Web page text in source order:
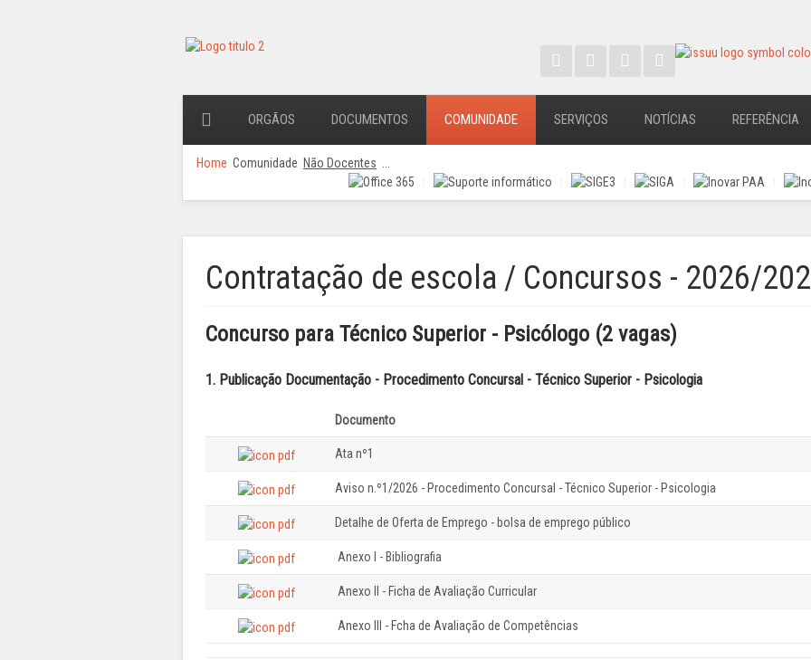
ORGÃOS DOCUMENTOS COMUNIDADE SERVIÇOS NOTÍCIAS REFERÊNCIA
Home Comunidade Não Docentes
Contratação de escola / Concursos - 2026/
Concurso para Técnico Superior - Psicólogo (2 vagas)
1. Publicação Documentação - Procedimento Concursal - Técnico Superior - Psicologia
Documento
Ata nº1
Aviso n.º1/2026 - Procedimento Concursal - Técnico Superior - Psicologia
Detalhe de Oferta de Emprego - bolsa de emprego público
Anexo I - Bibliografia
Anexo II - Ficha de Avaliação Curricular
Anexo III - Fcha de Avaliação de Competências